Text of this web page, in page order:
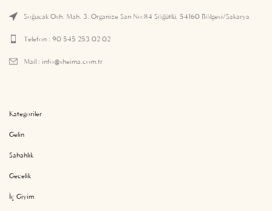
Soğucak Osb. Mah. 3. Organize San No:84 Söğütlü, 54160 Bölgesi/Sakarya
Telefon : 90 545 253 02 02
Mail : info@sheima.com.tr
Kategoriler
Gelin
Sabahlık
Gecelik
İç Giyim